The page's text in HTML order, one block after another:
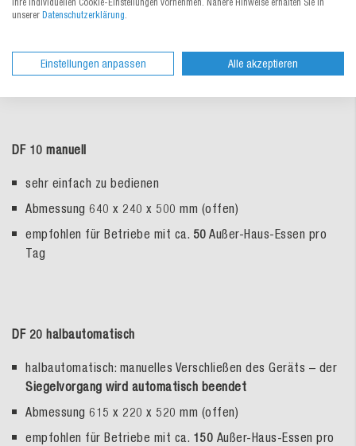
schnell auswechselbare Siegelrahmen
machen geeignete Schalen absolut auslaufsicher
DF 10 manuell
sehr einfach zu bedienen
Abmessung 640 x 240 x 500 mm (offen)
empfohlen für Betriebe mit ca. 50 Außer-Haus-Essen pro
Tag
DF 20 halbautomatisch
halbautomatisch: manuelles Verschließen des Geräts – der
Siegelvorgang wird automatisch beendet
Abmessung 615 x 220 x 520 mm (offen)
empfohlen für Betriebe mit ca. 150 Außer-Haus-Essen pro
Ihre individuellen Cookie-Einstellungen vornehmen. Nähere Hinweise erhalten Sie in
unserer Datenschutzerklärung.
Einstellungen anpassen Alle akzeptieren